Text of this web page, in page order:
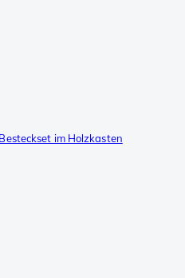
im Holzkasten